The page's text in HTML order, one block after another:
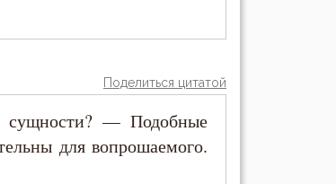
Поделиться цитатой
сущности? — Подобные
для вопрошаемого.